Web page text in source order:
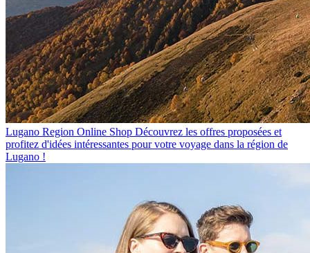
Lugano Region Online Shop Découvrez les offres proposées et
profitez d'idées intéressantes pour votre voyage dans la région de
Lugano !